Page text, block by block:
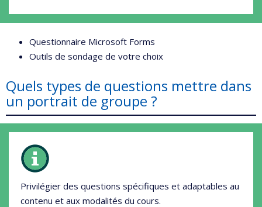
Questionnaire Microsoft Forms
Outils de sondage de votre choix
Quels types de questions mettre dans
un portrait de groupe ?
Privilégier des questions spécifiques et adaptables au
contenu et aux modalités du cours.